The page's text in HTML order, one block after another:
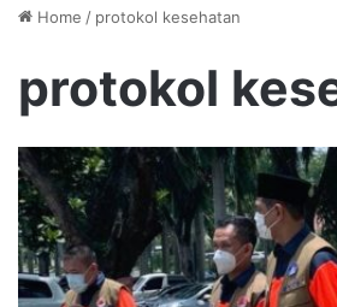
Home / protokol kesehatan
protokol